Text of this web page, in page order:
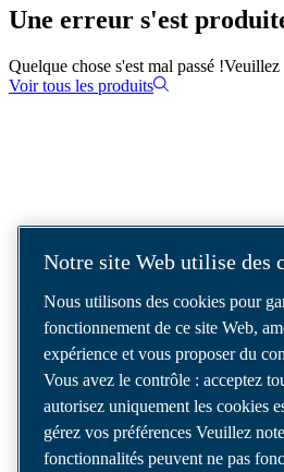
Une erreur s'est
Quelque chose s'est mal passé !Veuillez
Voir tous les produits
Nous sommes un leader des
comprimé, offrant les meilleurs
compresseurs, outils et systèmes
distribution d’air pour répondre à
les plus exigeants.
Notre site Web utilise des
Nous utilisons des cookies pour
fonctionnement de ce site Web,
expérience et vous proposer du
Vous avez le contrôle : acceptez
autorisez uniquement les cookies
gérez vos préférences Veuillez
fonctionnalités peuvent ne pas